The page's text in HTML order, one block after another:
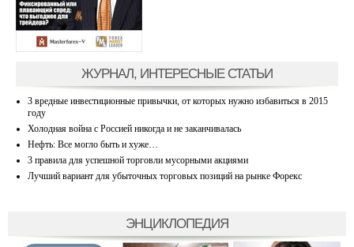
ЖУРНАЛ, ИНТЕРЕСНЫЕ СТАТЬИ
3 вредные инвестиционные привычки, от которых нужно избавиться в 2015
году
Холодная война с Россией никогда и не заканчивалась
Нефть: Все могло быть и хуже…
3 правила для успешной торговли мусорными акциями
Лучший вариант для убыточных торговых позиций на рынке Форекс
ЭНЦИКЛОПЕДИЯ